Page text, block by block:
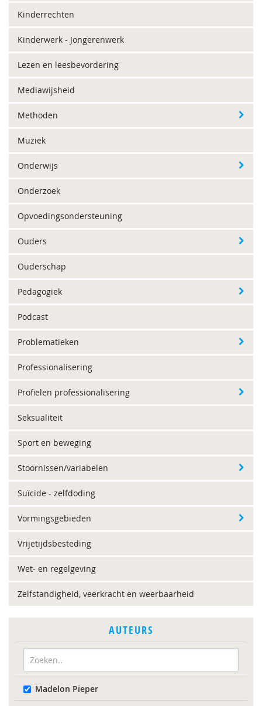
Kinderrechten
Kinderwerk - Jongerenwerk
Lezen en leesbevordering
Mediawijsheid
Methoden
Muziek
Onderwijs
Onderzoek
Opvoedingsondersteuning
Ouders
Ouderschap
Pedagogiek
Podcast
Problematieken
Professionalisering
Profielen professionalisering
Seksualiteit
Sport en beweging
Stoornissen/variabelen
Suïcide - zelfdoding
Vormingsgebieden
Vrijetijdsbesteding
Wet- en regelgeving
Zelfstandigheid, veerkracht en weerbaarheid
AUTEURS
Madelon Pieper